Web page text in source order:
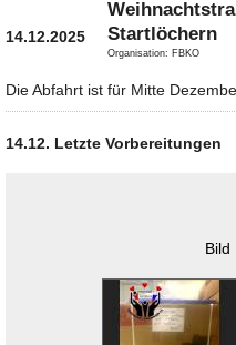
14.12.2025
Startlöchern
Organisation: FBKO
Die Abfahrt ist für Mitte
14.12. Letzte Vorbereitungen